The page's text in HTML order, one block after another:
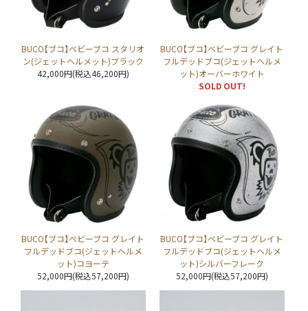
BUCO【ブコ】ベビーブコ スタリオ
ン(ジェットヘルメット)ブラック
42,000円(税込46,200円)
BUCO【ブコ】ベビーブコ グレイト
フルデッドブコ(ジェットヘルメ
ット)オーバーホワイト
SOLD OUT!
BUCO【ブコ】ベビーブコ グレイト
フルデッドブコ(ジェットヘルメ
ット)コヨーテ
52,000円(税込57,200円)
BUCO【ブコ】ベビーブコ グレイト
フルデッドブコ(ジェットヘルメ
ット)シルバーフレーク
52,000円(税込57,200円)